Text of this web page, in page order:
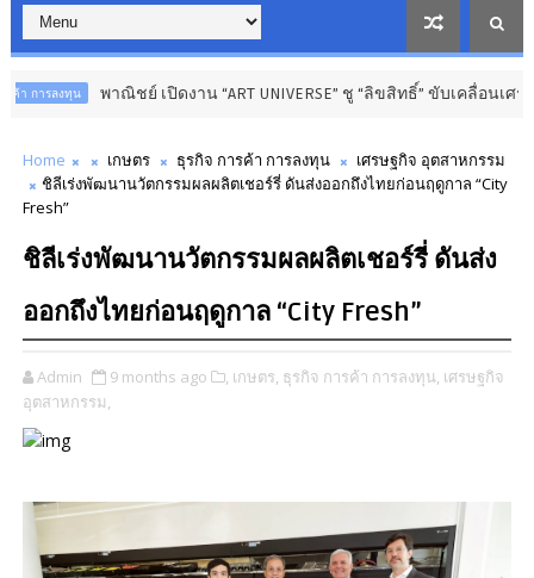
พาณิชย์ เปิดงาน “ART UNIVERSE” ชู “ลิขสิทธิ์” ขับเคลื่อนเศรษฐกิจสร้างส
Home เกษตร ธุรกิจ การค้า การลงทุน
เศรษฐกิจ อุตสาหกรรม
ชิลีเร่งพัฒนานวัตกรรมผลผลิตเชอร์รี่ ดันส่งออกถึงไทยก่อนฤดูกาล​ “City
Fresh”
ชิลีเร่งพัฒนานวัตกรรมผลผลิตเชอร์รี่ ดันส่ง
ออกถึงไทยก่อนฤดูกาล​ “City Fresh”
Admin 9 months ago ​, เกษตร, ธุรกิจ การค้า การลงทุน, เศรษฐกิจ
อุตสาหกรรม,